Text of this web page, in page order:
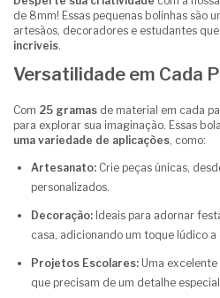
de 8mm! Essas pequenas bolinhas são
artesãos, decoradores e estudantes
incríveis.
Versatilidade em Cada
Com 25 gramas de material em cada
para explorar sua imaginação. Essas
uma variedade de aplicações, como:
Artesanato: Crie peças únicas,
personalizados.
Decoração: Ideais para adornar
casa, adicionando um toque lúdico
Projetos Escolares: Uma
que precisam de um detalhe